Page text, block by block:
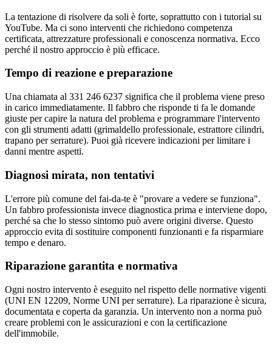
La tentazione di risolvere da soli è forte, soprattutto con i tutorial su
YouTube. Ma ci sono interventi che richiedono competenza
certificata, attrezzature professionali e conoscenza normativa. Ecco
perché il nostro approccio è più efficace.
Tempo di reazione e preparazione
Una chiamata al 331 246 6237 significa che il problema viene preso
in carico immediatamente. Il fabbro che risponde ti fa le domande
giuste per capire la natura del problema e programmare l'intervento
con gli strumenti adatti (grimaldello professionale, estrattore cilindri,
trapano per serrature). Puoi già ricevere indicazioni per limitare i
danni mentre aspetti.
Diagnosi mirata, non tentativi
L'errore più comune del fai-da-te è "provare a vedere se funziona".
Un fabbro professionista invece diagnostica prima e interviene dopo,
perché sa che lo stesso sintomo può avere origini diverse. Questo
approccio evita di sostituire componenti funzionanti e fa risparmiare
tempo e denaro.
Riparazione garantita e normativa
Ogni nostro intervento è eseguito nel rispetto delle normative vigenti
(UNI EN 12209, Norme UNI per serrature). La riparazione è sicura,
documentata e coperta da garanzia. Un intervento non a norma può
creare problemi con le assicurazioni e con la certificazione
dell'immobile.